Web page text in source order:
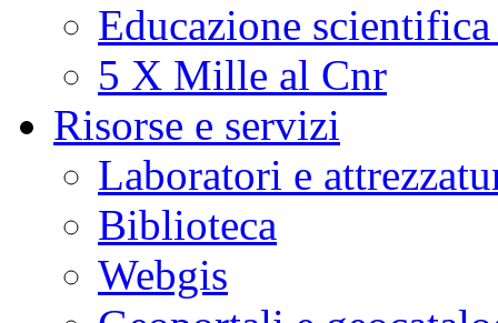
Educazione
5 X Mille al Cnr
Risorse e servizi
Laboratori e
Biblioteca
Webgis